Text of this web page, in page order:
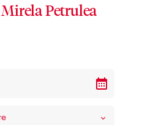
Petrulea